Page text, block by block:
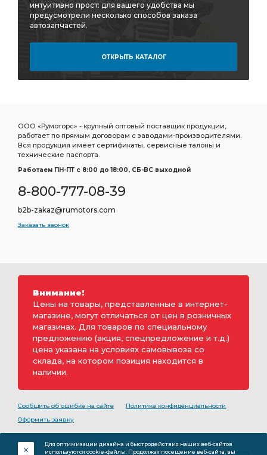
интуитивно прост: для вашего удобства мы
предусмотрели несколько способов заказа
автозапчастей.
ОТКРЫТЬ КАТАЛОГ
ООО «Румоторс» - крупный оптовый поставщик продукции,
работает по прямым договорам с заводами-производителями.
Вся продукция имеет сертификаты, сервисные талоны и
технические паспорта.
Работаем ПН-ПТ c 8:00 до 18:00, СБ-ВС выходной
8-800-777-08-39
b2b-zakaz@rumotors.com
Заказать звонок
Внимание!
Цены на товары, представленные в интернет-
магазине, могут отличаться от цен в розничных
магазинах. Для товаров по специальному
предложению (акция, спецпредложение и т.д.)
цена указана на условиях самовывоза со
склада, на котором позиция находится в
наличии.
Сообщить об ошибке на сайте
Политика конфиденциальности
Оформить заявку
обозначением ООО «РуМоторс». Все права на
Для оптимизации дизайна и быстродействия наших веб-сайтов
используются cookie-файлы. Продолжая посещение веб-сайта, вы